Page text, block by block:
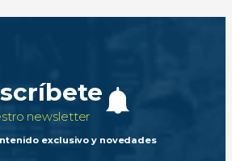
newsletter
exclusivo y novedades